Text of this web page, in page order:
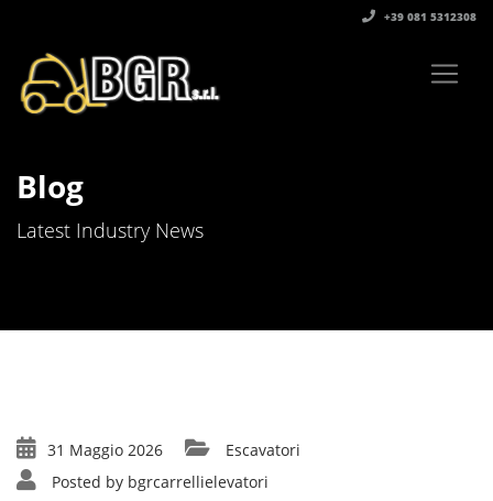
+39 081 5312308‬
Blog
Latest Industry News
31 Maggio 2026
Escavatori
Posted by bgrcarrellielevatori